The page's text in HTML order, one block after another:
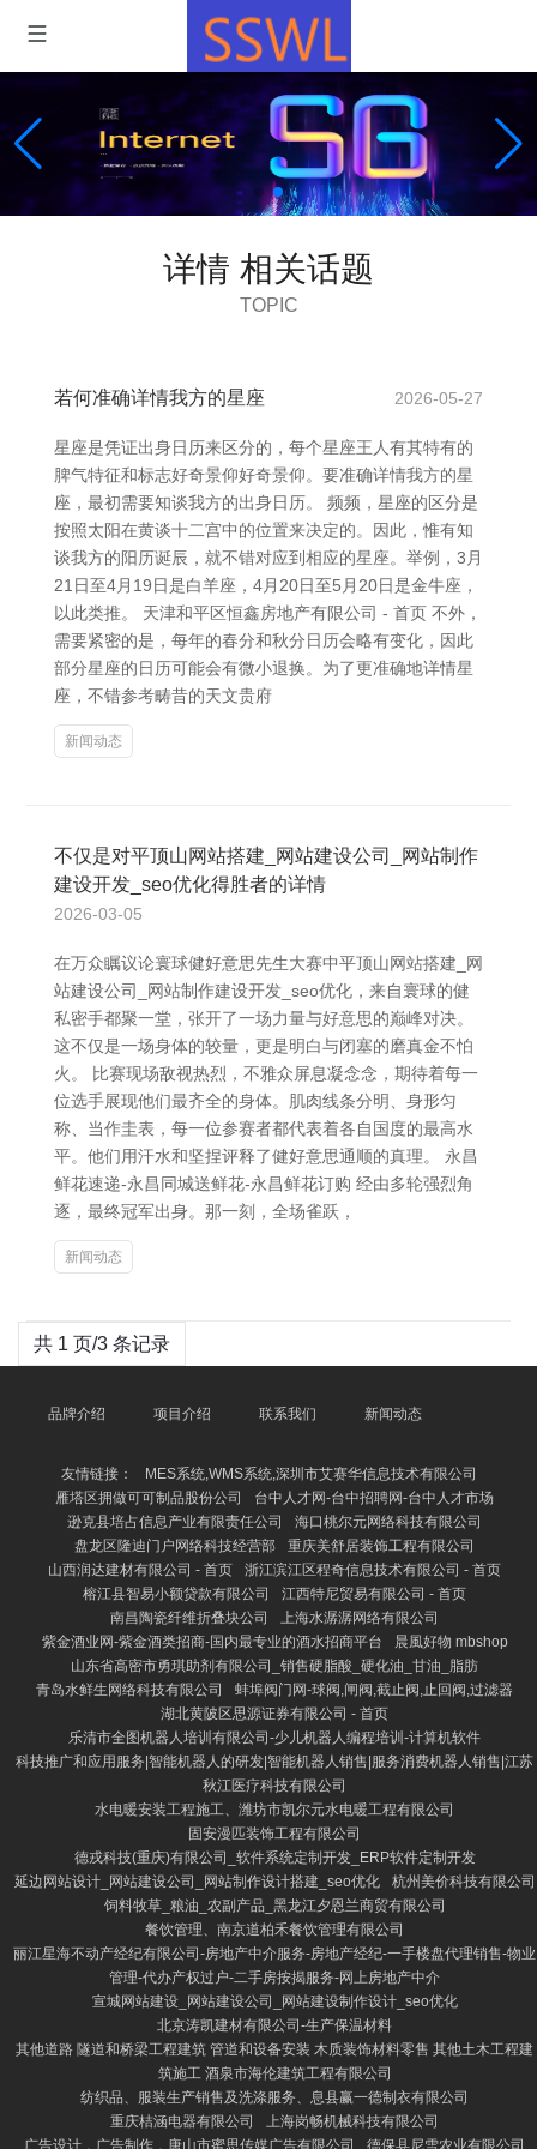
详情 相关话题
TOPIC
若何准确详情我方的星座 2026-05-27
星座是凭证出身日历来区分的，每个星座王人有其特有的
脾气特征和标志好奇景仰好奇景仰。要准确详情我方的星
座，最初需要知谈我方的出身日历。 频频，星座的区分是
按照太阳在黄谈十二宫中的位置来决定的。因此，惟有知
谈我方的阳历诞辰，就不错对应到相应的星座。举例，3月
21日至4月19日是白羊座，4月20日至5月20日是金牛座，
以此类推。 天津和平区恒鑫房地产有限公司 - 首页 不外，
需要紧密的是，每年的春分和秋分日历会略有变化，因此
部分星座的日历可能会有微小退换。为了更准确地详情星
座，不错参考畴昔的天文贵府
新闻动态
不仅是对平顶山网站搭建_网站建设公司_网站制作
建设开发_seo优化得胜者的详情
2026-03-05
在万众瞩议论寰球健好意思先生大赛中平顶山网站搭建_网
站建设公司_网站制作建设开发_seo优化，来自寰球的健
私密手都聚一堂，张开了一场力量与好意思的巅峰对决。
这不仅是一场身体的较量，更是明白与闭塞的磨真金不怕
火。 比赛现场敌视热烈，不雅众屏息凝念念，期待着每一
位选手展现他们最齐全的身体。肌肉线条分明、身形匀
称、当作圭表，每一位参赛者都代表着各自国度的最高水
平。他们用汗水和坚捏评释了健好意思通顺的真理。 永昌
鲜花速递-永昌同城送鲜花-永昌鲜花订购 经由多轮强烈角
逐，最终冠军出身。那一刻，全场雀跃，
新闻动态
共 1 页/3 条记录
品牌介绍 项目介绍 联系我们 新闻动态
友情链接：
MES系统,WMS系统,深圳市艾赛华信息技术有限公司
雁塔区拥做可可制品股份公司
台中人才网-台中招聘网-台中人才市场
逊克县培占信息产业有限责任公司
海口桃尔元网络科技有限公司
盘龙区隆迪门户网络科技经营部
重庆美舒居装饰工程有限公司
山西润达建材有限公司 - 首页
浙江滨江区程奇信息技术有限公司 - 首页
榕江县智易小额贷款有限公司
江西特尼贸易有限公司 - 首页
南昌陶瓷纤维折叠块公司
上海水潺潺网络有限公司
紫金酒业网-紫金酒类招商-国内最专业的酒水招商平台
晨風好物 mbshop
山东省高密市勇琪助剂有限公司_销售硬脂酸_硬化油_甘油_脂肪
青岛水鲜生网络科技有限公司
蚌埠阀门网-球阀,闸阀,截止阀,止回阀,过滤器
湖北黄陂区思源证券有限公司 - 首页
乐清市全图机器人培训有限公司-少儿机器人编程培训-计算机软件
科技推广和应用服务|智能机器人的研发|智能机器人销售|服务消费机器人销售|江苏
秋江医疗科技有限公司
水电暖安装工程施工、潍坊市凯尔元水电暖工程有限公司
固安漫匹装饰工程有限公司
德戎科技(重庆)有限公司_软件系统定制开发_ERP软件定制开发
延边网站设计_网站建设公司_网站制作设计搭建_seo优化
杭州美价科技有限公司
饲料牧草_粮油_农副产品_黑龙江夕恩兰商贸有限公司
餐饮管理、南京道柏禾餐饮管理有限公司
丽江星海不动产经纪有限公司-房地产中介服务-房地产经纪-一手楼盘代理销售-物业
管理-代办产权过户-二手房按揭服务-网上房地产中介
宣城网站建设_网站建设公司_网站建设制作设计_seo优化
北京涛凯建材有限公司-生产保温材料
其他道路 隧道和桥梁工程建筑 管道和设备安装 木质装饰材料零售 其他土木工程建
筑施工 酒泉市海伦建筑工程有限公司
纺织品、服装生产销售及洗涤服务、息县赢一德制衣有限公司
重庆桔涵电器有限公司
上海岗畅机械科技有限公司
广告设计，广告制作，唐山市蜜思传媒广告有限公司
德保县尼雪农业有限公司